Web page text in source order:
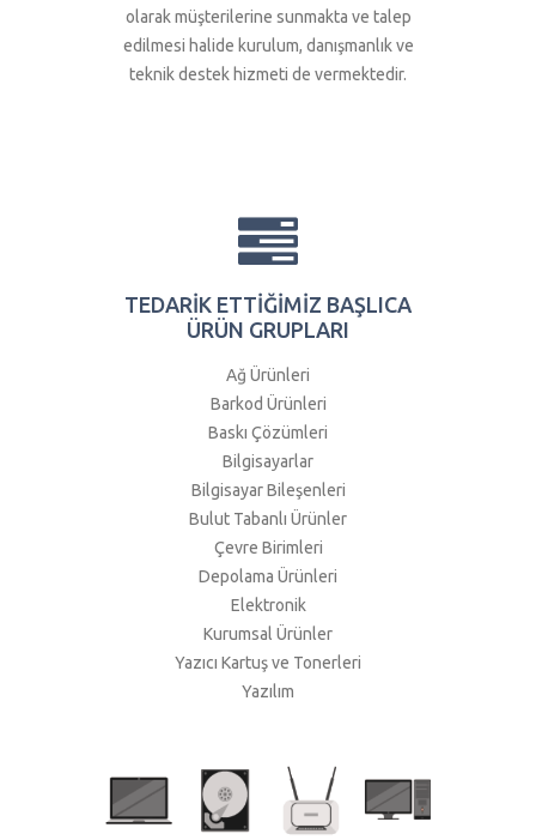
olarak müşterilerine sunmakta ve talep
edilmesi halide kurulum, danışmanlık ve
teknik destek hizmeti de vermektedir.
TEDARİK ETTİĞİMİZ BAŞLICA
ÜRÜN GRUPLARI
Ağ Ürünleri
Barkod Ürünleri
Baskı Çözümleri
Bilgisayarlar
Bilgisayar Bileşenleri
Bulut Tabanlı Ürünler
Çevre Birimleri
Depolama Ürünleri
Elektronik
Kurumsal Ürünler
Yazıcı Kartuş ve Tonerleri
Yazılım